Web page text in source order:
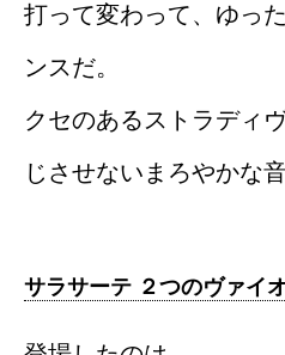
打って変わって、ゆっ
ンスだ。
クセのあるストラディ
じさせないまろやかな
サラサーテ ２つのヴァイ